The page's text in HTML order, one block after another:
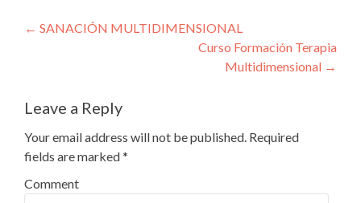
Post navigation
← SANACIÓN MULTIDIMENSIONAL
Curso Formación Terapia
Multidimensional →
Leave a Reply
Your email address will not be published. Required
fields are marked*
Comment